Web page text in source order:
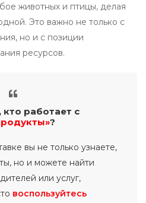
животных и птицы, делая
Это важно не только с
но и с позиции
ресурсов.
кто работает с
?
вы не только узнаете,
но и можете найти
или услуг,
воспользуйтесь